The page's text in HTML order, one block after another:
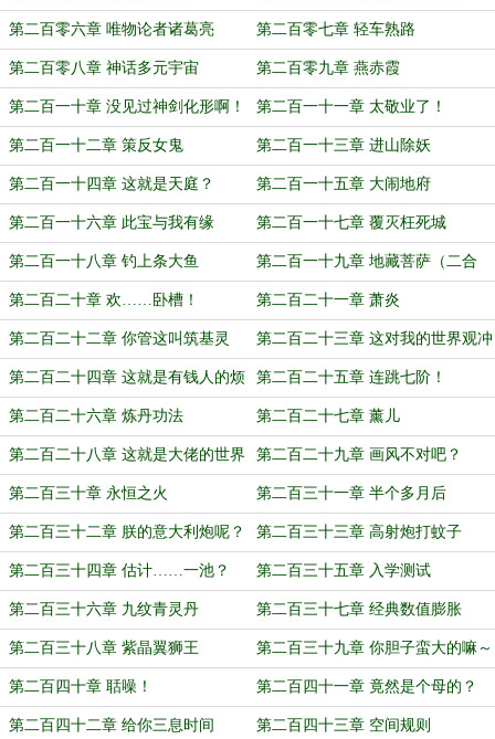
第二百零六章 唯物论者诸葛亮 第二百零七章 轻车熟路
第二百零八章 神话多元宇宙 第二百零九章 燕赤霞
第二百一十章 没见过神剑化形啊！ 第二百一十一章 太敬业了！
第二百一十二章 策反女鬼 第二百一十三章 进山除妖
第二百一十四章 这就是天庭？ 第二百一十五章 大闹地府
第二百一十六章 此宝与我有缘 第二百一十七章 覆灭枉死城
第二百一十八章 钓上条大鱼 第二百一十九章 地藏菩萨（二合
一）
第二百二十章 欢……卧槽！ 第二百二十一章 萧炎
第二百二十二章 你管这叫筑基灵
液？
第二百二十三章 这对我的世界观冲
击太大了
第二百二十四章 这就是有钱人的烦
恼吗
第二百二十五章 连跳七阶！
第二百二十六章 炼丹功法 第二百二十七章 薰儿
第二百二十八章 这就是大佬的世界
吗？
第二百二十九章 画风不对吧？
第二百三十章 永恒之火 第二百三十一章 半个多月后
第二百三十二章 朕的意大利炮呢？ 第二百三十三章 高射炮打蚊子
第二百三十四章 估计……一池？ 第二百三十五章 入学测试
第二百三十六章 九纹青灵丹 第二百三十七章 经典数值膨胀
第二百三十八章 紫晶翼狮王 第二百三十九章 你胆子蛮大的嘛～
第二百四十章 聒噪！ 第二百四十一章 竟然是个母的？
第二百四十二章 给你三息时间 第二百四十三章 空间规则